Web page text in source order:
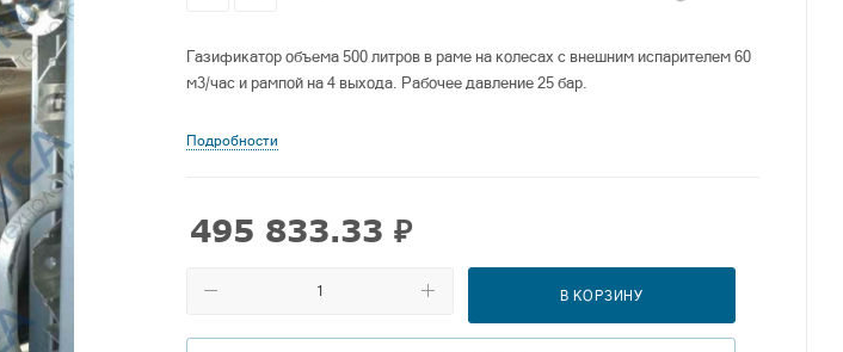
Газификатор объема 500 литров в раме на колесах с внешним испарителем 60
м3/час и рампой на 4 выхода. Рабочее давление 25 бар.
Подробности
495 833.33 ₽
В КОРЗИНУ